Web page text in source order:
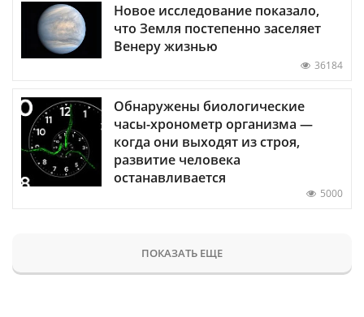
Новое исследование показало,
что Земля постепенно заселяет
Венеру жизнью
36184
Обнаружены биологические
часы-хронометр организма —
когда они выходят из строя,
развитие человека
останавливается
5000
ПОКАЗАТЬ ЕЩЕ